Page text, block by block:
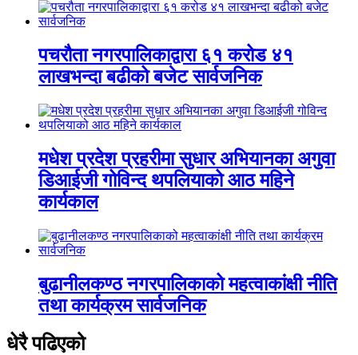
पचरौता नगरपालिकाद्वारा ६१ करोड ४१
लाखभन्दा बढीको बजेट सार्वजनिक
मधेश प्रदेश प्रहरीमा सुधार अभियानका अगुवा
डिआईजी गोविन्द थपलियाको आठ महिने
कार्यकाल
बुढानीलकण्ठ नगरपालिकाको महत्वाकांक्षी नीति
तथा कार्यक्रम सार्वजनिक
धेरै पढिएको